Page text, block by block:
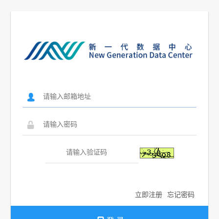
󰄭
󰃉
忘记密码
立即注册